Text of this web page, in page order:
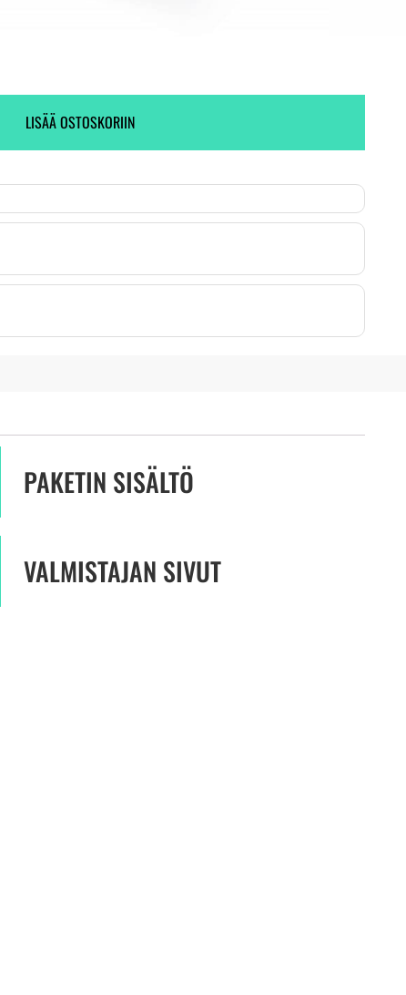
LISÄÄ OSTOSKORIIN
PAKETIN SISÄLTÖ
VALMISTAJAN SIVUT